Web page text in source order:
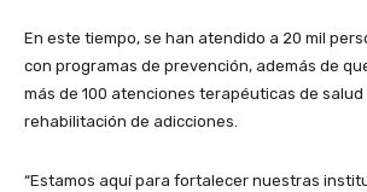
En este tiempo, se han atendido a 20 mil
con programas de prevención, además de
más de 100 atenciones terapéuticas de salud
rehabilitación de adicciones.
“Estamos aquí para fortalecer nuestras